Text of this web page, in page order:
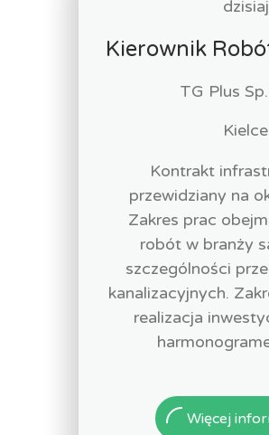
dzisiaj
TG Plus
Kielce
Kontrakt
przewidziany na
Zakres prac
robót w branży
szczególności
kanalizacyjnych.
realizacja
Więcej